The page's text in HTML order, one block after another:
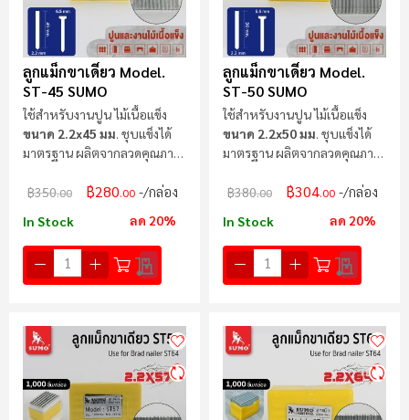
ลูกแม็กขาเดี่ยว Model.
ST-45 SUMO
ใช้สำหรับงานปูน ไม้เนื้อแข็ง
ขนาด 2.2x45 มม. ชุบแข็งได้
มาตรฐาน ผลิตจากลวดคุณภาพ
฿350.00 ฿280.00 /กล่อง
In Stock ลด 20%
ลูกแม็กขาเดี่ยว Model.
ST-50 SUMO
ใช้สำหรับงานปูน ไม้เนื้อแข็ง
ขนาด 2.2x50 มม. ชุบแข็งได้
มาตรฐาน ผลิตจากลวดคุณภาพ
฿380.00 ฿304.00 /กล่อง
In Stock ลด 20%